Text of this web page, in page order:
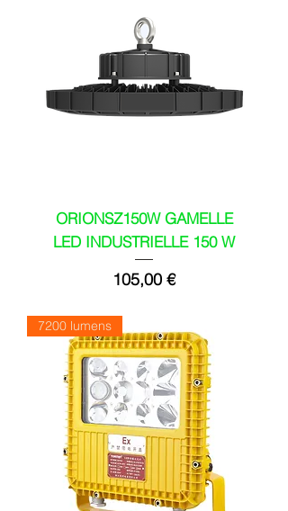
ORIONSZ150W GAMELLE
LED INDUSTRIELLE 150 W
Prix
105,00 €
7200 lumens